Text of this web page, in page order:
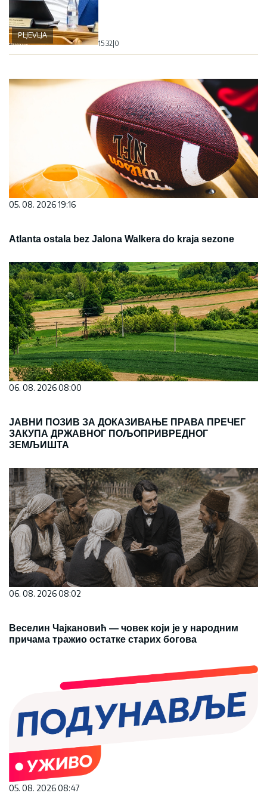
PLJEVLJA
15:32|0
05. 08. 2026 19:16
Atlanta ostala bez Jalona Walkera do kraja sezone
06. 08. 2026 08:00
ЈАВНИ ПОЗИВ ЗА ДОКАЗИВАЊЕ ПРАВА ПРЕЧЕГ
ЗАКУПА ДРЖАВНОГ ПОЉОПРИВРЕДНОГ
ЗЕМЉИШТА
06. 08. 2026 08:02
Веселин Чајкановић — човек који је у народним
причама тражио остатке старих богова
05. 08. 2026 08:47